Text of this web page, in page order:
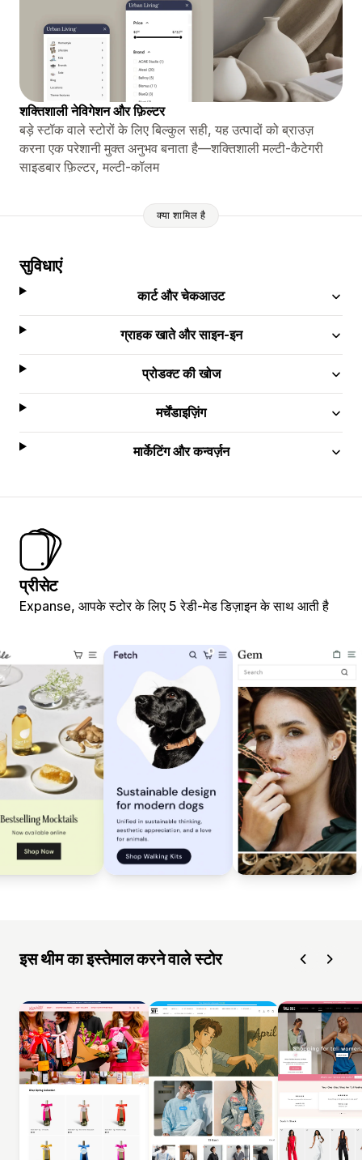
शक्तिशाली नेविगेशन और फ़िल्टर
बड़े स्टॉक वाले स्टोरों के लिए बिल्कुल सही, यह उत्पादों को ब्राउज़
करना एक परेशानी मुक्त अनुभव बनाता है—शक्तिशाली मल्टी-कैटेगरी
साइडबार फ़िल्टर, मल्टी-कॉलम
क्या शामिल है
सुविधाएं
कार्ट और चेकआउट
ग्राहक खाते और साइन-इन
प्रोडक्ट की खोज
मर्चेंडाइज़िंग
मार्केटिंग और कन्वर्ज़न
प्रीसेट
Expanse, आपके स्टोर के लिए 5 रेडी-मेड डिज़ाइन के साथ आती है
इस थीम का इस्तेमाल करने वाले स्टोर